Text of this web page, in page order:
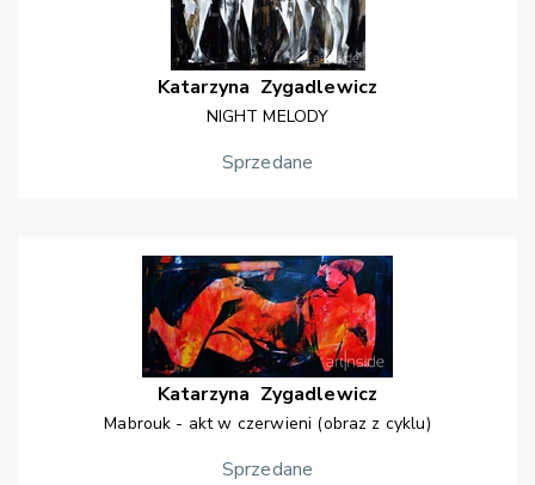
Katarzyna Zygadlewicz
NIGHT MELODY
Sprzedane
Katarzyna Zygadlewicz
Mabrouk - akt w czerwieni (obraz z cyklu)
Sprzedane